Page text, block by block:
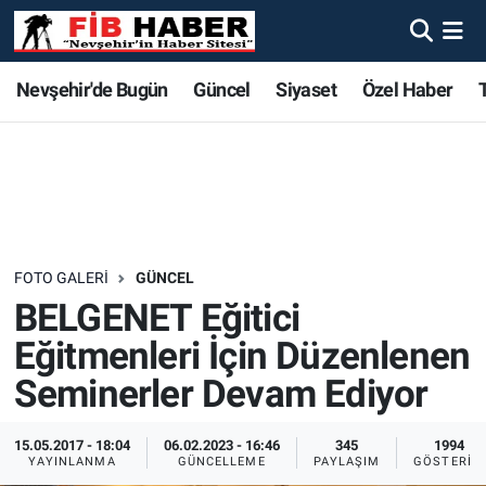
Nevşehir'de Bugün Güncel Siyaset Özel Haber
FOTO GALERI GÜNCEL
BELGENET Eğitici
Eğitmenleri İçin Düzenlenen
Seminerler Devam Ediyor
15.05.2017 - 18:04
YAYINLANMA
06.02.2023 - 16:46
GÜNCELLEME
345
PAYLAŞIM
1994
GÖSTERIM
Foto Galeri
Nevşehir'de Bugün
Turizm
Ekonomi
Yaşam
Nevşehir'de Bugün
Turizm
Ekonomi
Gündem
Nevşehir'de Bugün
Turizm
Ekonomi
Gündem
Nöbetçi Eczaneler
Tüm Manşetler
Son Dakika Haberleri
Haber Arşivi